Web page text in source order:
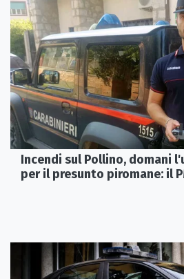
Incendi sul Pollino, domani
per il presunto piromane: il